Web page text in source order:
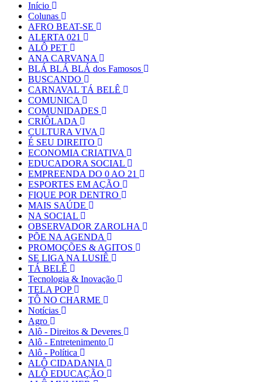
Início
Colunas
AFRO BEAT-SE
ALERTA 021
ALÔ PET
ANA CARVANA
BLÁ BLÁ BLÁ dos Famosos
BUSCANDO
CARNAVAL TÁ BELÊ
COMUNICA
COMUNIDADES
CRIÔLADA
CULTURA VIVA
É SEU DIREITO
ECONOMIA CRIATIVA
EDUCADORA SOCIAL
EMPREENDA DO 0 AO 21
ESPORTES EM AÇÃO
FIQUE POR DENTRO
MAIS SAÚDE
NA SOCIAL
OBSERVADOR ZAROLHA
PÕE NA AGENDA
PROMOÇÕES & AGITOS
SE LIGA NA LUSIÊ
TÁ BELÊ
Tecnologia & Inovação
TELA POP
TÔ NO CHARME
Notícias
Agro
Alô - Direitos & Deveres
Alô - Entretenimento
Alô - Política
ALÔ CIDADANIA
ALÔ EDUCAÇÃO